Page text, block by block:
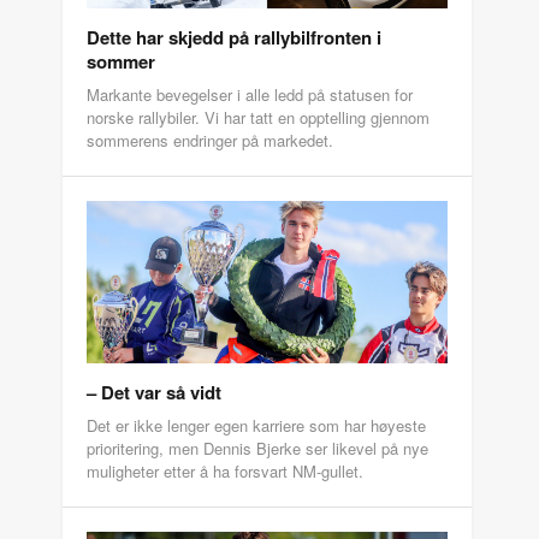
Dette har skjedd på rallybilfronten i
sommer
Markante bevegelser i alle ledd på statusen for
norske rallybiler. Vi har tatt en opptelling gjennom
sommerens endringer på markedet.
– Det var så vidt
Det er ikke lenger egen karriere som har høyeste
prioritering, men Dennis Bjerke ser likevel på nye
muligheter etter å ha forsvart NM-gullet.